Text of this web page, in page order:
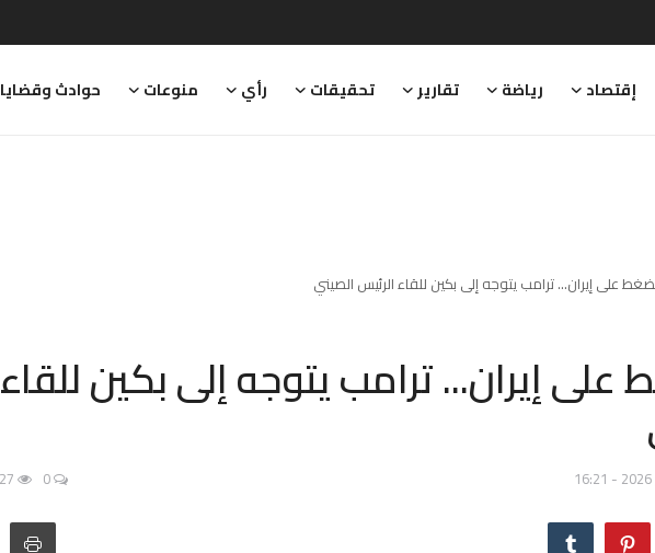
إقتصاد رياضة تقارير تحقيقات رأي منوعات حوادث وقضايا
على إيران... ترامب يتوجه إلى بكين للقاء الرئيس الصيني
على إيران... ترامب يتوجه إلى بكين للقاء
0
27